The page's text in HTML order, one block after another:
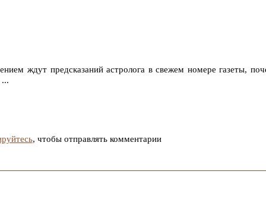
ждут предсказаний астролога в свежем номере газеты,
, чтобы отправлять комментарии